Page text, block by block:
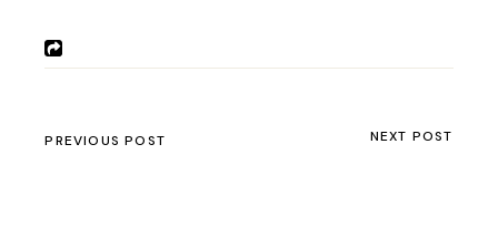
PREVIOUS POST NEXT POST